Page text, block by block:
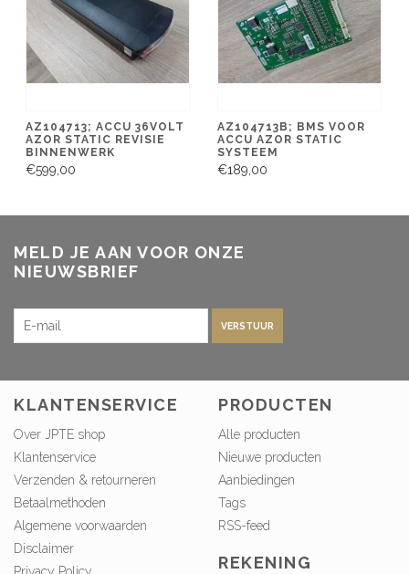
AZ104713; ACCU 36VOLT
AZOR STATIC REVISIE
BINNENWERK
€599,00
AZ104713B; BMS VOOR
ACCU AZOR STATIC
SYSTEEM
€189,00
MELD JE AAN VOOR ONZE
NIEUWSBRIEF
VERSTUUR
KLANTENSERVICE
Over JPTE shop
Klantenservice
Verzenden & retourneren
Betaalmethoden
Algemene voorwaarden
Disclaimer
PRODUCTEN
Alle producten
Nieuwe producten
Aanbiedingen
Tags
RSS-feed
REKENING